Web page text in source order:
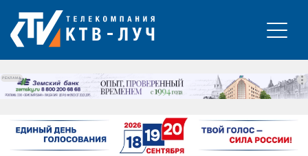
РЕКЛАМА